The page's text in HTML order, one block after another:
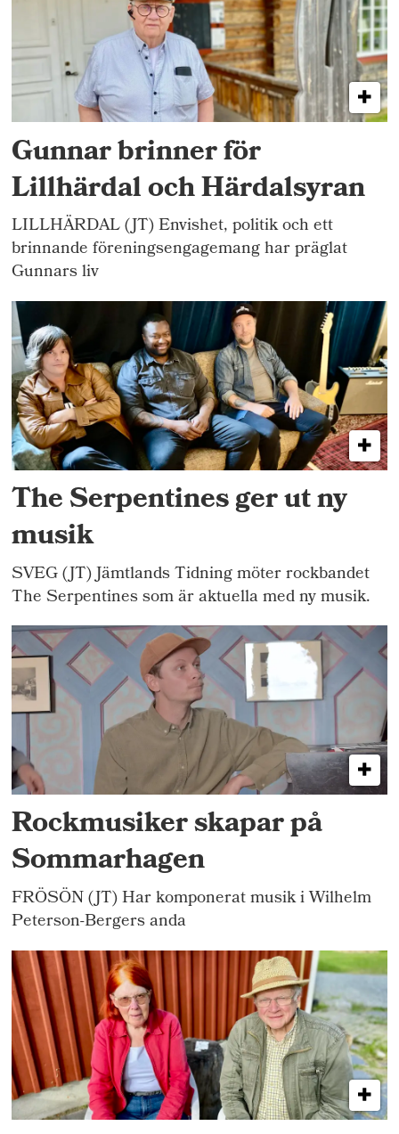
Gunnar brinner för
Lillhärdal och Härdalsyran
LILLHÄRDAL (JT) Envishet, politik och ett
brinnande föreningsengagemang har präglat
Gunnars liv
The Serpentines ger ut ny
musik
SVEG (JT) Jämtlands Tidning möter rockbandet
The Serpentines som är aktuella med ny musik.
Rockmusiker skapar på
Sommarhagen
FRÖSÖN (JT) Har komponerat musik i Wilhelm
Peterson-Bergers anda